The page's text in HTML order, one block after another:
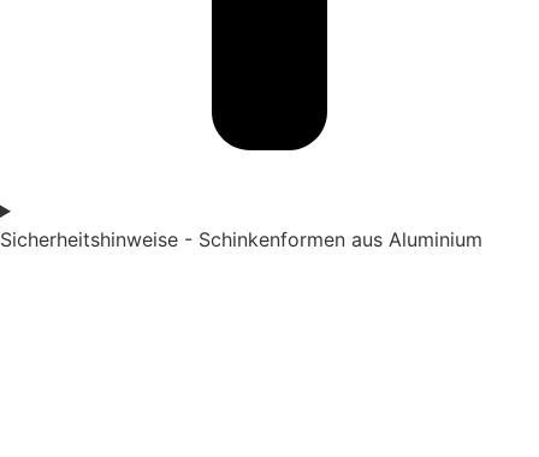
Sicherheitshinweise - Schinkenformen aus Aluminium